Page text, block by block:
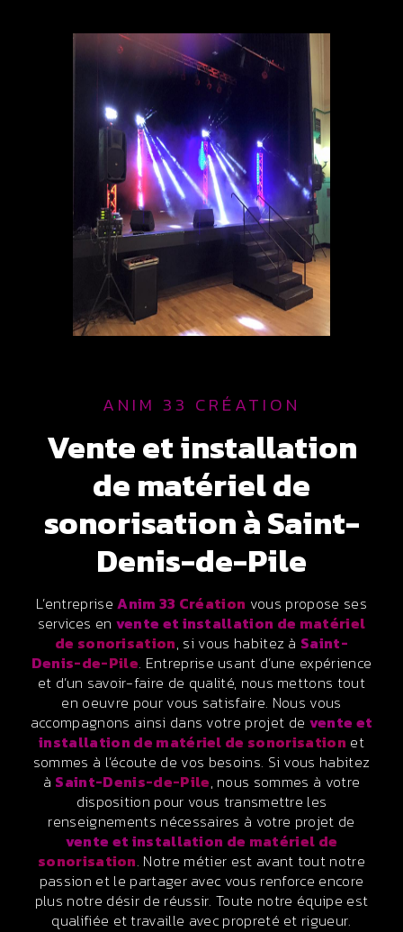
ANIM 33 CRÉATION
vente et installation
de matériel de
sonorisation à Saint-
Denis-de-Pile
L’entrepriseAnim 33 Création vous propose ses
services en vente et installation de matériel
de sonorisation, si vous habitez à Saint-
Denis-de-Pile. Entreprise usant d’une expérience
et d’un savoir-faire de qualité, nous mettons tout
en oeuvre pour vous satisfaire. Nous vous
accompagnons ainsi dans votre projet de vente et
installation de matériel de sonorisation et
sommes à l’écoute de vos besoins. Si vous habitez
à Saint-Denis-de-Pile, nous sommes à votre
disposition pour vous transmettre les
renseignements nécessaires à votre projet de
vente et installation de matériel de
sonorisation. Notre métier est avant tout notre
passion et le partager avec vous renforce encore
plus notre désir de réussir. Toute notre équipe est
qualifiée et travaille avec propreté et rigueur.